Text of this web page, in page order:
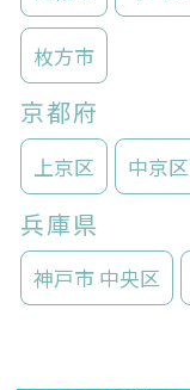
枚方市
京都府
上京区 中京区
兵庫県
神戸市 中央区